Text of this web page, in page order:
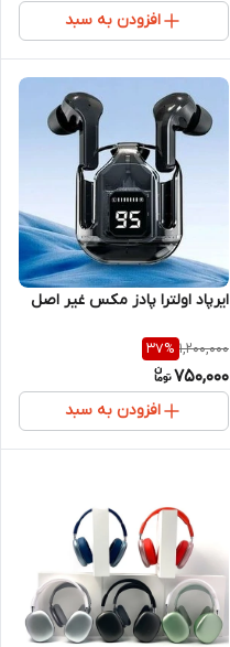
افزودن به سبد
ایرپاد اولترا پادز مکس غیر اصل
1,200,000
37%
750,000
افزودن به سبد